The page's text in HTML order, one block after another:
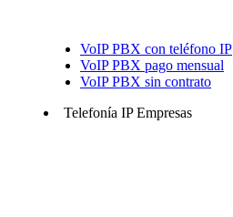
VoIP PBX con teléfono IP
VoIP PBX pago mensual
VoIP PBX sin contrato
Telefonía IP Empresas